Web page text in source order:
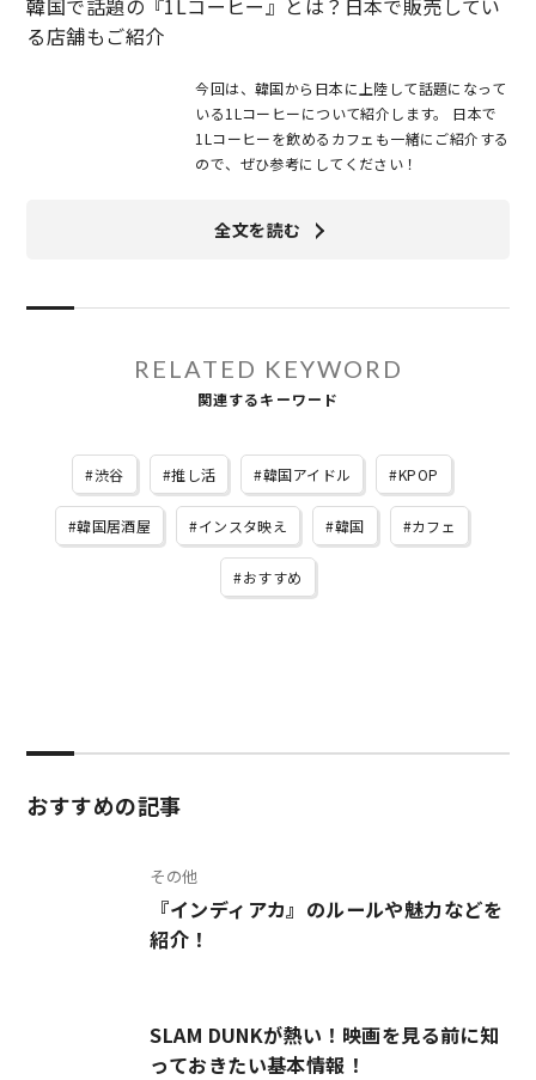
る店舗もご紹介
今回は、韓国から日本に上陸して話題になって
いる1Lコーヒーについて紹介します。 日本で
1Lコーヒーを飲めるカフェも一緒にご紹介する
ので、ぜひ参考にしてください！
全文を読む
RELATED KEYWORD
関連するキーワード
渋谷 推し活 韓国アイドル KPOP
韓国居酒屋 インスタ映え 韓国 カフェ
おすすめ
おすすめの記事
その他
『インディアカ』のルールや魅力などを
紹介！
SLAM DUNKが熱い！映画を見る前に知
っておきたい基本情報！